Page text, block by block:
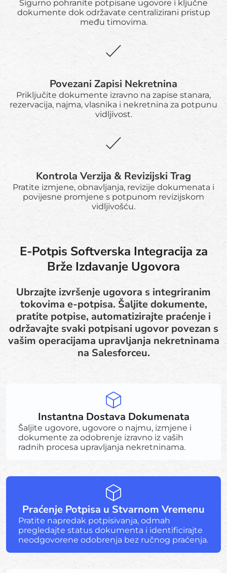
Sigurno pohranite potpisane ugovore i ključne
dokumente dok održavate centralizirani pristup
među timovima.
Povezani Zapisi Nekretnina
Priključite dokumente izravno na zapise stanara,
rezervacija, najma, vlasnika i nekretnina za potpunu
vidljivost.
Kontrola Verzija & Revizijski Trag
Pratite izmjene, obnavljanja, revizije dokumenata i
povijesne promjene s potpunom revizijskom
vidljivošću.
E-Potpis Softverska Integracija za
Brže Izdavanje Ugovora
Ubrzajte izvršenje ugovora s integriranim
tokovima e-potpisa. Šaljite dokumente,
pratite potpise, automatizirajte praćenje i
održavajte svaki potpisani ugovor povezan s
vašim operacijama upravljanja nekretninama
na Salesforceu.
Instantna Dostava Dokumenata
Šaljite ugovore, ugovore o najmu, izmjene i
dokumente za odobrenje izravno iz vaših
radnih procesa upravljanja nekretninama.
Praćenje Potpisa u Stvarnom Vremenu
Pratite napredak potpisivanja, odmah
pregledajte status dokumenta i identificirajte
neodgovorene odobrenja bez ručnog praćenja.